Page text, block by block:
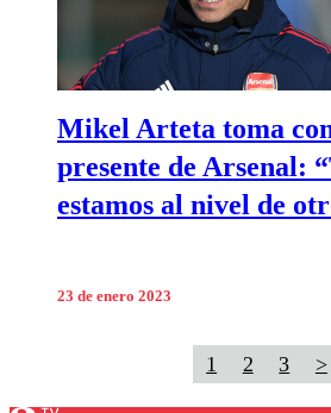
Mikel Arteta toma
presente de Arsenal:
estamos al nivel de
23 de enero 2023
1 2 3 >